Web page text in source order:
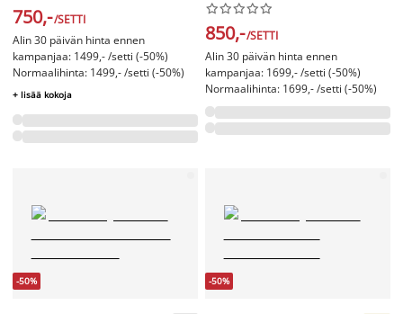
750,-/SETTI
Alin 30 päivän hinta ennen
kampanjaa: 1499,- /setti (-50%)
Normaalihinta: 1499,- /setti (-50%)
+ lisää kokoja






850,-/SETTI
Alin 30 päivän hinta ennen
kampanjaa: 1699,- /setti (-50%)
Normaalihinta: 1699,- /setti (-50%)
-50% -50%